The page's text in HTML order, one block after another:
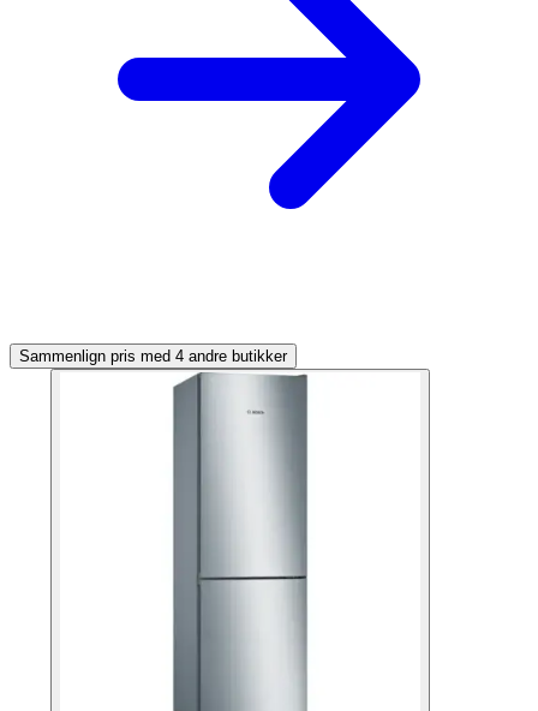
Sammenlign pris med 4 andre butikker